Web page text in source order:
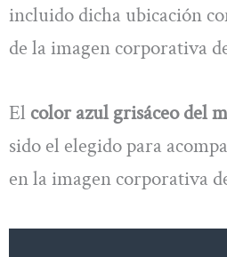
incluido dicha ubicación
de la imagen corporativa
El color azul grisáceo del
sido el elegido para
en la imagen corporativa